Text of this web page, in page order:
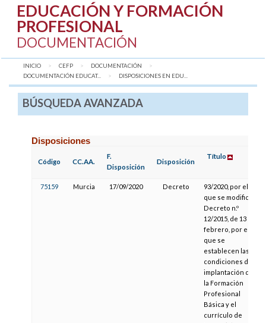
EDUCACIÓN Y FORMACIÓN
PROFESIONAL
DOCUMENTACIÓN
INICIO CEFP
DOCUMENTACIÓN
DOCUMENTACIÓN EDUCAT...
AQUÍ:
DISPOSICIONES EN EDU...
BÚSQUEDA AVANZADA
Disposiciones
Código CC.AA.
F.
Disposición
Disposición
Título
75159 Murcia 17/09/2020 Decreto
93/2020, por el
que se modifica el
Decreto n.º
12/2015, de 13 de
febrero, por el
que se
establecen las
condiciones de
implantación de
la Formación
Profesional
Básica y el
currículo de